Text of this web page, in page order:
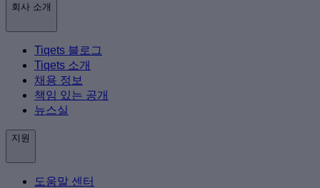
회사 소개
Tiqets 블로그
Tiqets 소개
채용 정보
책임 있는 공개
뉴스실
지원
도움말 센터